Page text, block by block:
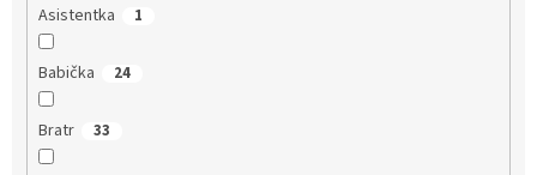
Asistentka 1
Babička 24
Bratr 33